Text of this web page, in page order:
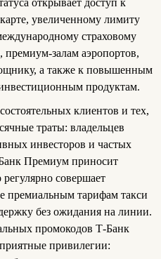
увеличенному лимиту
страховому
премиум-залам аэропортов,
а также к повышенным
продуктам.
клиентов и тех,
траты: владельцев
инвесторов и частых
Премиум приносит
совершает
премиальным тарифам такси
без ожидания на линии.
промокодов Т‑Банк
привилегии: